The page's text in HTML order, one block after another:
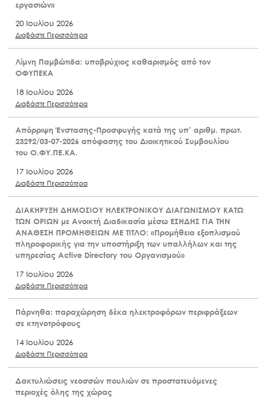
εργασιών»
20 Ιουλίου 2026
Διαβάστε Περισσότερα
Λίμνη Παμβώτιδα: υποβρύχιος καθαρισμός από τον
ΟΦΥΠΕΚΑ
18 Ιουλίου 2026
Διαβάστε Περισσότερα
Απόρριψη Ένστασης-Προσφυγής κατά της υπ’ αριθμ. πρωτ.
23292/03-07-2026 απόφασης του Διοικητικού Συμβουλίου
του Ο.ΦΥ.ΠΕ.ΚΑ.
17 Ιουλίου 2026
Διαβάστε Περισσότερα
ΔΙΑΚΗΡΥΞΗ ΔΗΜΟΣΙΟΥ ΗΛΕΚΤΡΟΝΙΚΟΥ ΔΙΑΓΩΝΙΣΜΟΥ ΚΑΤΩ
ΤΩΝ ΟΡΙΩΝ με Ανοικτή Διαδικασία μέσω ΕΣΗΔΗΣ ΓΙΑ ΤΗΝ
ΑΝΑΘΕΣΗ ΠΡΟΜΗΘΕΙΩΝ ΜΕ ΤΙΤΛΟ: «Προμήθεια εξοπλισμού
πληροφορικής για την υποστήριξη των υπαλλήλων και της
υπηρεσίας Active Directory του Οργανισμού»
17 Ιουλίου 2026
Διαβάστε Περισσότερα
Πάρνηθα: παραχώρηση δέκα ηλεκτροφόρων περιφράξεων
σε κτηνοτρόφους
14 Ιουλίου 2026
Διαβάστε Περισσότερα
Δακτυλιώσεις νεοσσών πουλιών σε προστατευόμενες
περιοχές όλης της χώρας